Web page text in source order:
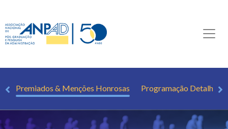
Premiados & Menções Honrosas Programação Detalhada